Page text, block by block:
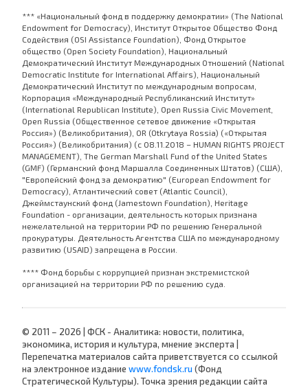
*** «Национальный фонд в поддержку демократии» (The National
Endowment for Democracy), Институт Открытое Общество Фонд
Содействия (OSI Assistance Foundation), Фонд Открытое
общество (Open Society Foundation), Национальный
Демократический Институт Международных Отношений (National
Democratic Institute for International Affairs), Национальный
Демократический Институт по международным вопросам,
Корпорация «Международный Республиканский Институт»
(International Republican Institute), Open Russia Civic Movement,
Open Russia (Общественное сетевое движение «Открытая
Россия») (Великобритания), OR (Otkrytaya Rossia) («Открытая
Россия») (Великобритания) (с 08.11.2018 – HUMAN RIGHTS PROJECT
MANAGEMENT), The German Marshall Fund of the United States
(GMF) (Германский фонд Маршалла Соединенных Штатов) (США),
"Европейский фонд за демократию" (European Endowment for
Democracy), Атлантический совет (Atlantic Council),
Джеймстаунский фонд (Jamestown Foundation), Heritage
Foundation - организации, деятельность которых признана
нежелательной на территории РФ по решению Генеральной
прокуратуры. Деятельность Агентства США по международному
развитию (USAID) запрещена в России.
**** Фонд борьбы с коррупцией признан экстремистской
организацией на территории РФ по решению суда.
© 2011 – 2026 | ФСК - Аналитика: новости, политика,
экономика, история и культура, мнение эксперта |
Перепечатка материалов сайта приветствуется со ссылкой
на электронное издание www.fondsk.ru (Фонд
Стратегической Культуры). Точка зрения редакции сайта